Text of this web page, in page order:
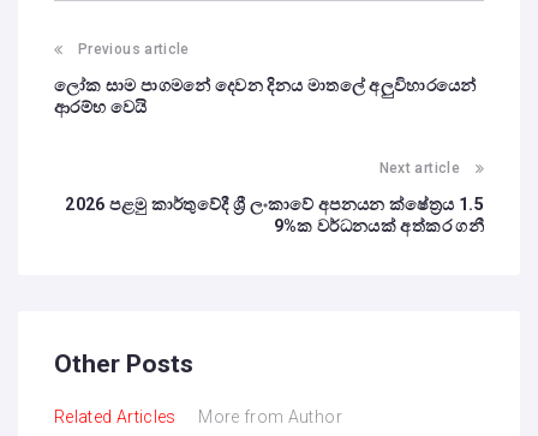
Previous article
ලෝක සාම පාගමනේ දෙවන දිනය මාතලේ අලුවිහාරයෙන්
ආරම්භ වෙයි
Next article
2026 පළමු කාර්තුවේදී ශ්‍රී ලංකාවේ අපනයන ක්ෂේත්‍රය 1.5
9%ක වර්ධනයක් අත්කර ගනී
Other Posts
Related Articles More from Author